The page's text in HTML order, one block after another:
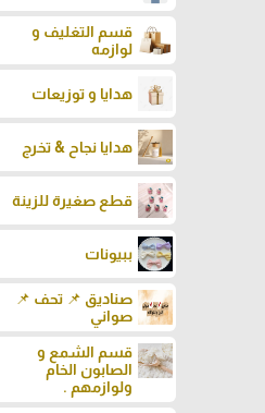
قسم التغليف و
لوازمه
هدايا و توزيعات
هدايا نجاح & تخرج
قطع صغيرة للزينة
ببيونات
صناديق 📌 تحف 📌
صواني
قسم الشمع و
الصابون الخام
ولوازمهم .